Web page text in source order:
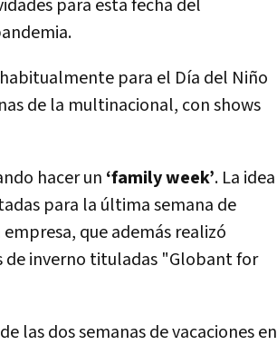
para esta fecha del
habitualmente para el Día del Niño
de la multinacional, con shows
hacer un ‘family week’. La idea
para la última semana de
que además realizó
de inverno tituladas "Globant for
las dos semanas de vacaciones en